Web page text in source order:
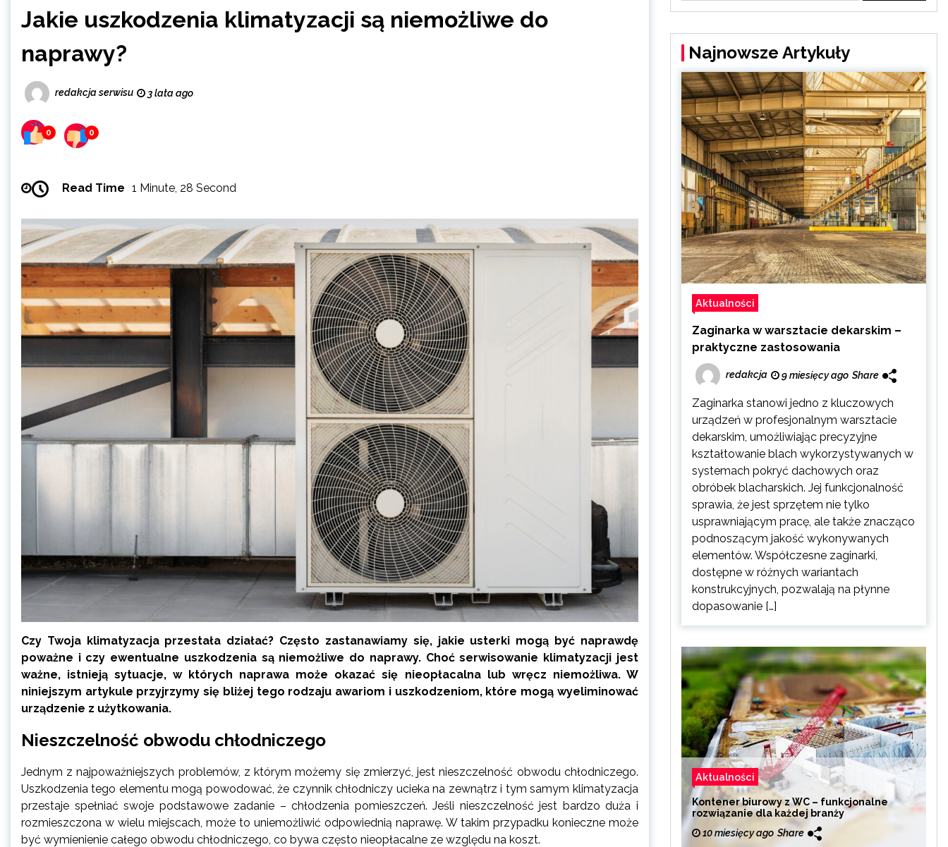
Jakie uszkodzenia klimatyzacji są niemożliwe do
naprawy?
redakcja serwisu 3 lata ago
0 0
Read Time 1 Minute, 28 Second
Czy Twoja klimatyzacja przestała działać? Często zastanawiamy się, jakie usterki mogą być naprawdę
poważne i czy ewentualne uszkodzenia są niemożliwe do naprawy. Choć serwisowanie klimatyzacji jest
ważne, istnieją sytuacje, w których naprawa może okazać się nieopłacalna lub wręcz niemożliwa. W
niniejszym artykule przyjrzymy się bliżej tego rodzaju awariom i uszkodzeniom, które mogą wyeliminować
urządzenie z użytkowania.
Nieszczelność obwodu chłodniczego
Jednym z najpoważniejszych problemów, z którym możemy się zmierzyć, jest nieszczelność obwodu chłodniczego.
Uszkodzenia tego elementu mogą powodować, że czynnik chłodniczy ucieka na zewnątrz i tym samym klimatyzacja
przestaje spełniać swoje podstawowe zadanie – chłodzenia pomieszczeń. Jeśli nieszczelność jest bardzo duża i
rozmieszczona w wielu miejscach, może to uniemożliwić odpowiednią naprawę. W takim przypadku konieczne może
być wymienienie całego obwodu chłodniczego, co bywa często nieopłacalne ze względu na koszt.
Najnowsze Artykuły
Aktualności
Zaginarka w warsztacie dekarskim –
praktyczne zastosowania
redakcja 9 miesięcy ago Share
Zaginarka stanowi jedno z kluczowych
urządzeń w profesjonalnym warsztacie
dekarskim, umożliwiając precyzyjne
kształtowanie blach wykorzystywanych w
systemach pokryć dachowych oraz
obróbek blacharskich. Jej funkcjonalność
sprawia, że jest sprzętem nie tylko
usprawniającym pracę, ale także znacząco
podnoszącym jakość wykonywanych
elementów. Współczesne zaginarki,
dostępne w różnych wariantach
konstrukcyjnych, pozwalają na płynne
dopasowanie […]
Aktualności
Kontener biurowy z WC – funkcjonalne
rozwiązanie dla każdej branży
10 miesięcy ago Share